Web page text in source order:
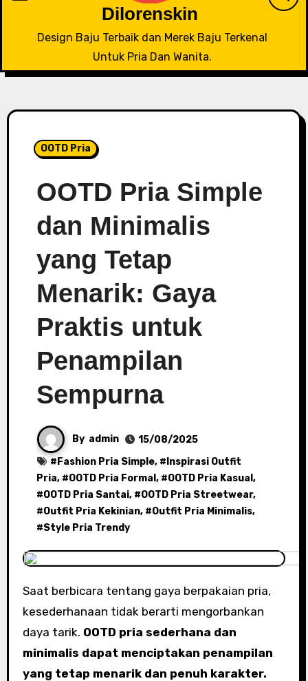
Dilorenskin
Design Baju Terbaik dan Merek Baju Terkenal
Untuk Pria Dan Wanita.
OOTD Pria
OOTD Pria Simple
dan Minimalis
yang Tetap
Menarik: Gaya
Praktis untuk
Penampilan
Sempurna
By admin
15/08/2025
# Fashion Pria Simple, # Inspirasi Outfit
Pria, #OOTD Pria Formal , #OOTD Pria Kasual ,
#OOTD Pria Santai, #OOTD Pria Streetwear,
#Outfit Pria Kekinian, #Outfit Pria Minimalis,
#Style Pria Trendy
Saat berbicara tentang gaya berpakaian pria,
kesederhanaan tidak berarti mengorbankan
daya tarik. OOTD pria sederhana dan
minimalis dapat menciptakan penampilan
yang tetap menarik dan penuh karakter.